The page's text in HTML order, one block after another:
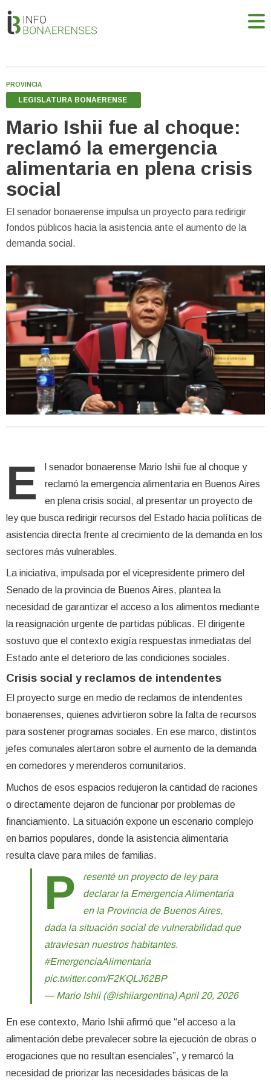
PROVINCIA
LEGISLATURA BONAERENSE
Mario Ishii fue al choque:
reclamó la emergencia
alimentaria en plena crisis
social
El senador bonaerense impulsa un proyecto para redirigir
fondos públicos hacia la asistencia ante el aumento de la
demanda social.
E
l senador bonaerense Mario Ishii fue al choque y
reclamó la emergencia alimentaria en Buenos Aires
en plena crisis social, al presentar un proyecto de
ley que busca redirigir recursos del Estado hacia políticas de
asistencia directa frente al crecimiento de la demanda en los
sectores más vulnerables.
La iniciativa, impulsada por el vicepresidente primero del
Senado de la provincia de Buenos Aires, plantea la
necesidad de garantizar el acceso a los alimentos mediante
la reasignación urgente de partidas públicas. El dirigente
sostuvo que el contexto exigía respuestas inmediatas del
Estado ante el deterioro de las condiciones sociales.
Crisis social y reclamos de intendentes
El proyecto surge en medio de reclamos de intendentes
bonaerenses, quienes advirtieron sobre la falta de recursos
para sostener programas sociales. En ese marco, distintos
jefes comunales alertaron sobre el aumento de la demanda
en comedores y merenderos comunitarios.
Muchos de esos espacios redujeron la cantidad de raciones
o directamente dejaron de funcionar por problemas de
financiamiento. La situación expone un escenario complejo
en barrios populares, donde la asistencia alimentaria
resulta clave para miles de familias.
P
resenté un proyecto de ley para
declarar la Emergencia Alimentaria
en la Provincia de Buenos Aires,
dada la situación social de vulnerabilidad que
atraviesan nuestros habitantes.
#EmergenciaAlimentaria
pic.twitter.com/F2KQLJ62BP
— Mario Ishii (@ishiiargentina)April 20, 2026
En ese contexto, Mario Ishii afirmó que “el acceso a la
alimentación debe prevalecer sobre la ejecución de obras o
erogaciones que no resultan esenciales”, y remarcó la
necesidad de priorizar las necesidades básicas de la